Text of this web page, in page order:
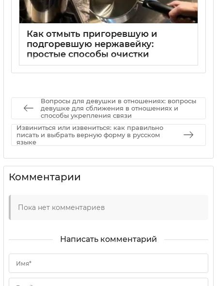
Как отмыть пригоревшую и
подгоревшую нержавейку:
простые способы очистки
нержавеющей стали, чистка
сковородок из нержавейки без
02 09 2025 0
Вопросы для девушки в отношениях: вопросы
девушке для сближения в отношениях и
способы укрепления связи
Извиниться или извениться: как правильно
писать и выбрать верную форму в русском
языке
Комментарии
Пока нет комментариев
Написать комментарий
Имя*